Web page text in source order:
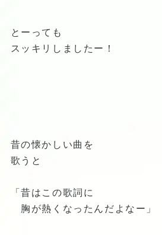
とーっても
スッキリしましたー！
昔の懐かしい曲を
歌うと
「昔はこの歌詞に
胸が熱くなったんだよなー」